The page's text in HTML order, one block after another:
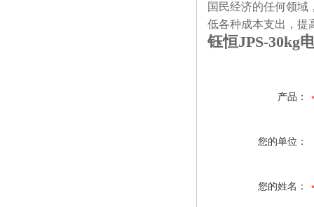
国民经济的任何领域
低各种成本支出，提
钰恒JPS-30kg
产品：
您的单位：
您的姓名：